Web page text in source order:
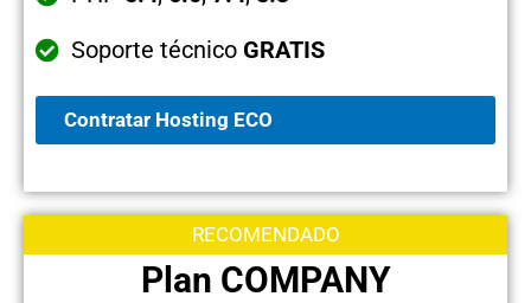
Soporte técnico GRATIS
Contratar Hosting ECO
RECOMENDADO
Plan COMPANY